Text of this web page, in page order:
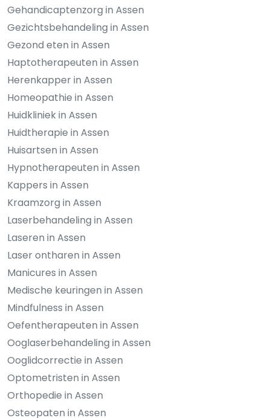
Gehandicaptenzorg in Assen
Gezichtsbehandeling in Assen
Gezond eten in Assen
Haptotherapeuten in Assen
Herenkapper in Assen
Homeopathie in Assen
Huidkliniek in Assen
Huidtherapie in Assen
Huisartsen in Assen
Hypnotherapeuten in Assen
Kappers in Assen
Kraamzorg in Assen
Laserbehandeling in Assen
Laseren in Assen
Laser ontharen in Assen
Manicures in Assen
Medische keuringen in Assen
Mindfulness in Assen
Oefentherapeuten in Assen
Ooglaserbehandeling in Assen
Ooglidcorrectie in Assen
Optometristen in Assen
Orthopedie in Assen
Osteopaten in Assen